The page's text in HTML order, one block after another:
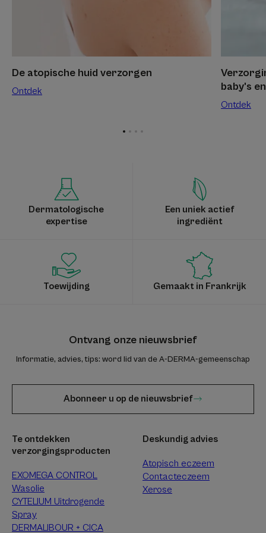
De atopische huid verzorgen
Ontdek
baby's
Ontdek
Dermatologische
expertise
Een uniek actief
ingrediënt
Toewijding Gemaakt in Frankrijk
Ontvang onze nieuwsbrief
Informatie, advies, tips: word lid van de A-DERMA-gemeenschap
Abonneer u op de nieuwsbrief
Te ontdekken
verzorgingsproducten
EXOMEGA CONTROL
Wasolie
CYTELIUM Uitdrogende
Spray
DERMALIBOUR + CICA
Deskundig advies
Atopisch eczeem
Contacteczeem
Xerose